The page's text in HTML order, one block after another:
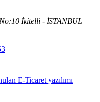
İkitelli - İSTANBUL
E-Ticaret yazılımı